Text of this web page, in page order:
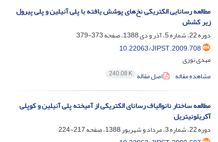
مطالعه رسانایی الکتریکی نخ‌های پوشش یافته با پلی آنیلین و پلی پیرول
زیر کشش
دوره 22، شماره 5، آذر و دی 1388، صفحه
373-379
10.22063/JIPST.2009.708
مهدی نوری
مشاهده مقاله
اصل مقاله 240.08 K
مطالعه ساختار نانوالیاف رسانای الکتریکی از آمیخته پلی آنیلین و کوپلی
آکریلونیتریل
دوره 22، شماره 3، مرداد و شهریور 1388، صفحه
217-224